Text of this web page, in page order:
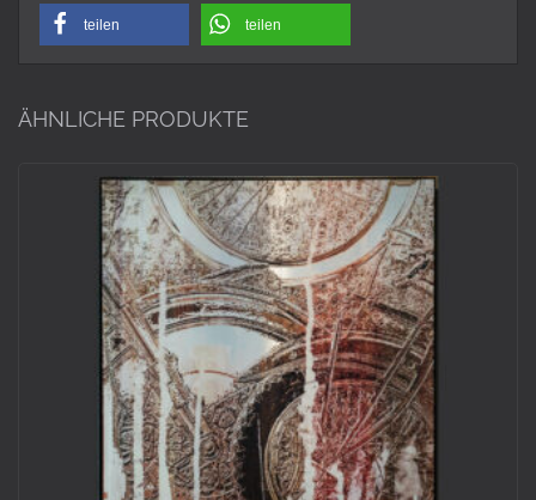
teilen teilen
ÄHNLICHE PRODUKTE